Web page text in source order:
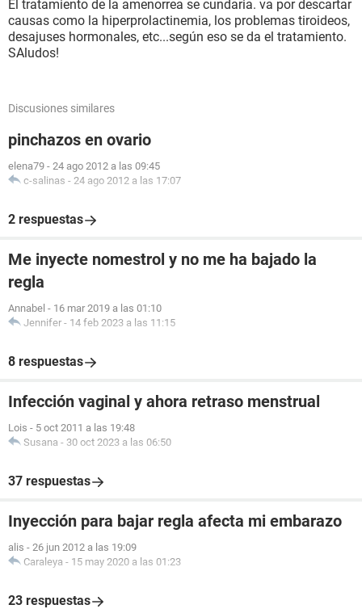
El tratamiento de la amenorrea se cundaria. va por descartar
causas como la hiperprolactinemia, los problemas tiroideos,
desajuses hormonales, etc...según eso se da el tratamiento.
SAludos!
Discusiones similares
pinchazos en ovario
elena79 - 24 ago 2012 a las 09:45
c-salinas - 24 ago 2012 a las 17:07
2 respuestas
Me inyecte nomestrol y no me ha bajado la
regla
Annabel - 16 mar 2019 a las 01:10
Jennifer - 14 feb 2023 a las 11:15
8 respuestas
Infección vaginal y ahora retraso menstrual
Lois - 5 oct 2011 a las 19:48
Susana - 30 oct 2023 a las 06:50
37 respuestas
Inyección para bajar regla afecta mi embarazo
alis - 26 jun 2012 a las 19:09
Caraleya - 15 may 2020 a las 01:23
23 respuestas